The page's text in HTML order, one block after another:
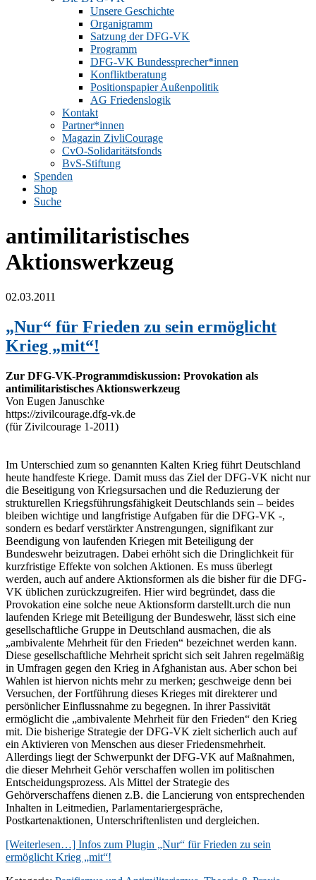
Unsere Geschichte
Organigramm
Satzung der DFG-VK
Programm
DFG-VK Bundessprecher*innen
Konfliktberatung
Positionspapier Außenpolitik
AG Friedenslogik
Kontakt
Partner*innen
Magazin ZivliCourage
CvO-Solidaritätsfonds
BvS-Stiftung
Spenden
Shop
Suche
antimilitaristisches
Aktionswerkzeug
02.03.2011
„Nur“ für Frieden zu sein ermöglicht
Krieg „mit“!
Zur DFG-VK-Programmdiskussion: Provokation als
antimilitaristisches Aktionswerkzeug
Von Eugen Januschke
https://zivilcourage.dfg-vk.de
(für Zivilcourage 1-2011)
Im Unterschied zum so genannten Kalten Krieg führt Deutschland
heute handfeste Kriege. Damit muss das Ziel der DFG-VK nicht nur
die Beseitigung von Kriegsursachen und die Reduzierung der
strukturellen Kriegsführungsfähigkeit Deutschlands sein – beides
bleiben wichtige und langfristige Aufgaben für die DFG-VK -,
sondern es bedarf verstärkter Anstrengungen, signifikant zur
Beendigung von laufenden Kriegen mit Beteiligung der
Bundeswehr beizutragen. Dabei erhöht sich die Dringlichkeit für
kurzfristige Effekte von solchen Aktionen. Es muss überlegt
werden, auch auf andere Aktionsformen als die bisher für die DFG-
VK üblichen zurückzugreifen. Hier wird begründet, dass die
Provokation eine solche neue Aktionsform darstellt.urch die nun
laufenden Kriege mit Beteiligung der Bundeswehr, lässt sich eine
gesellschaftliche Gruppe in Deutschland ausmachen, die als
„ambivalente Mehrheit für den Frieden“ bezeichnet werden kann.
Diese gesellschaftliche Mehrheit spricht sich seit Jahren regelmäßig
in Umfragen gegen den Krieg in Afghanistan aus. Aber schon bei
Wahlen ist hiervon nichts mehr zu merken; geschweige denn bei
Versuchen, der Fortführung dieses Krieges mit direkterer und
persönlicher Einflussnahme zu begegnen. In ihrer Passivität
ermöglicht die „ambivalente Mehrheit für den Frieden“ den Krieg
mit. Die bisherige Strategie der DFG-VK zielt sicherlich auch auf
ein Aktivieren von Menschen aus dieser Friedensmehrheit.
Allerdings liegt der Schwerpunkt der DFG-VK auf Maßnahmen,
die dieser Mehrheit Gehör verschaffen wollen im politischen
Entscheidungsprozess. Als Mittel der Strategie des
Gehörverschaffens dienen z.B. die Lancierung von entsprechenden
Inhalten in Leitmedien, Parlamentariergespräche,
Postkartenaktionen, Unterschriftenlisten und dergleichen.
[Weiterlesen…] Infos zum Plugin „Nur“ für Frieden zu sein
ermöglicht Krieg „mit“!